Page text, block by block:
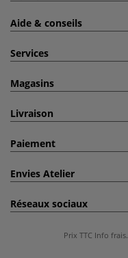
Aide & conseils
Services
Magasins
Livraison
Paiement
Envies Atelier
Réseaux sociaux
Prix TTC Info frais.